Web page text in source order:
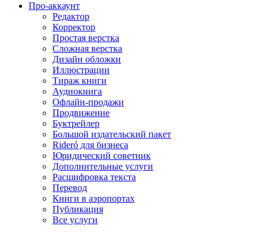
Про-аккаунт
Редактор
Корректор
Простая верстка
Сложная верстка
Дизайн обложки
Иллюстрации
Тираж книги
Аудиокнига
Офлайн-продажи
Продвижение
Буктрейлер
Большой издательский пакет
Rideró для бизнеса
Юридический советник
Дополнительные услуги
Расшифровка текста
Перевод
Книги в аэропортах
Публикация
Все услуги